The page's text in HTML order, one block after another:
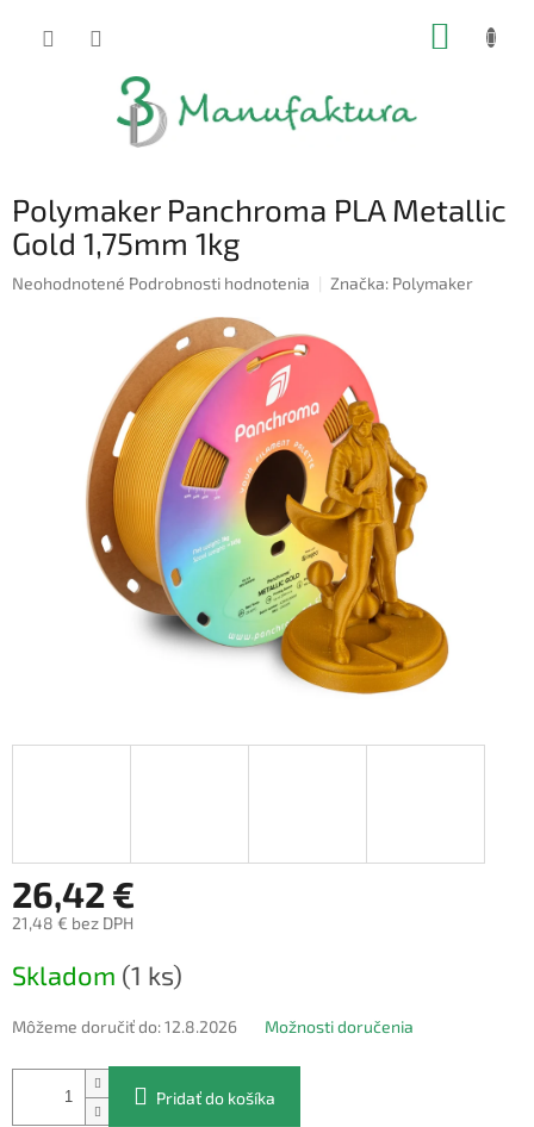
Polymaker Panchroma PLA Metallic
Gold 1,75mm 1kg
Priemerné
hviezdičiek.
Neohodnotené Podrobnosti hodnotenia Značka: Polymaker
26,42 €
21,48 € bez DPH
cena:
Skladom (1 ks)
Môžeme doručiť do:12.8.2026 Možnosti doručenia
Pridať do košíka